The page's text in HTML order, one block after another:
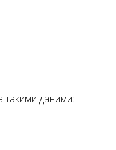
такими даними: